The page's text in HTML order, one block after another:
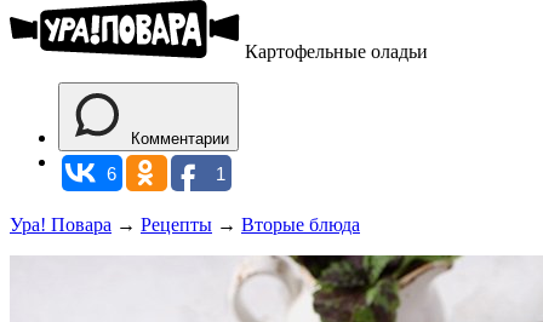
Картофельные оладьи
Комментарии
6
1
Ура! Повара → Рецепты → Вторые блюда